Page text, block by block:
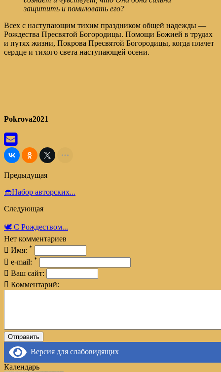
защитить и помиловать его?
Всех с наступающим тихим праздником общей надежды —
Рождества Пресвятой Богородицы. Помощи Божией в трудах
и путях жизни, Покрова Пресвятой Богородицы, когда плачет
сердце и тихого света наступающей осени.
Pokrova2021
Предыдущая
🧁Набор авторских...
Следующая
🕊️ С Рождеством...
Нет комментариев
Имя: *
e-mail: *
Ваш сайт:
Комментарий:
Версия для слабовидящих
Календарь